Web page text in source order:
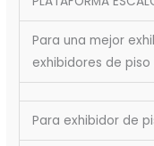
Para una mejor
exhibidores de piso
Para exhibidor de